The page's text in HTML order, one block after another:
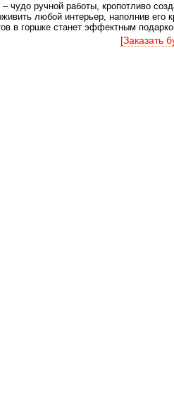
чудо ручной работы, кропотливо
любой интерьер, наполнив
в горшке станет эффектным
[Заказать